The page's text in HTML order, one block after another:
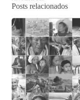
Posts relacionados